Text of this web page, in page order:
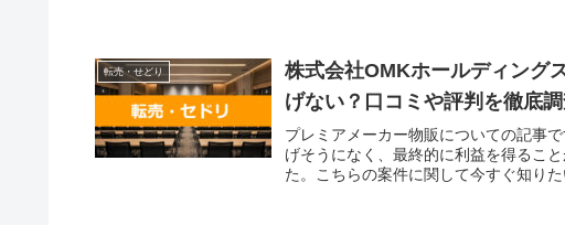
転売・せどり
株式会社OMKホールディング
げない？口コミや評判を徹底調
プレミアメーカー物販についての記事
げそうになく、最終的に利益を得るこ
た。こちらの案件に関して今すぐ知り